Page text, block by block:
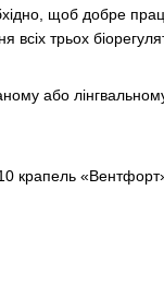
щоб добре
всіх трьох
або лінгвальному
крапель